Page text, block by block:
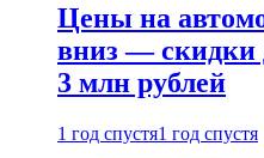
Цены на
вниз — скидки
3 млн рублей
1 год спустя1 год спустя